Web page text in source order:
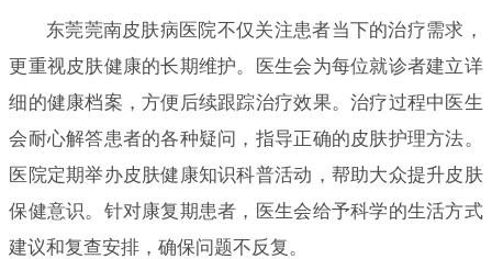
东莞莞南皮肤病医院不仅关注患者当下的治疗需求，
更重视皮肤健康的长期维护。医生会为每位就诊者建立详
细的健康档案，方便后续跟踪治疗效果。治疗过程中医生
会耐心解答患者的各种疑问，指导正确的皮肤护理方法。
医院定期举办皮肤健康知识科普活动，帮助大众提升皮肤
保健意识。针对康复期患者，医生会给予科学的生活方式
建议和复查安排，确保问题不反复。